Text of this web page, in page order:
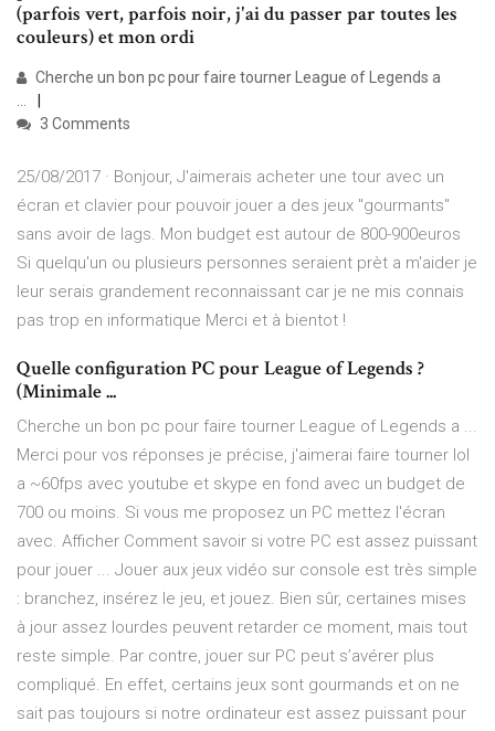
(parfois vert, parfois noir, j'ai du passer par toutes les
couleurs) et mon ordi
Cherche un bon pc pour faire tourner League of Legends a
...
3 Comments
25/08/2017 · Bonjour, J'aimerais acheter une tour avec un
écran et clavier pour pouvoir jouer a des jeux "gourmants"
sans avoir de lags. Mon budget est autour de 800-900euros
Si quelqu'un ou plusieurs personnes seraient prèt a m'aider je
leur serais grandement reconnaissant car je ne mis connais
pas trop en informatique Merci et à bientot !
Quelle configuration PC pour League of Legends ?
(Minimale ...
Cherche un bon pc pour faire tourner League of Legends a ...
Merci pour vos réponses je précise, j'aimerai faire tourner lol
a ~60fps avec youtube et skype en fond avec un budget de
700 ou moins. Si vous me proposez un PC mettez l'écran
avec. Afficher Comment savoir si votre PC est assez puissant
pour jouer ... Jouer aux jeux vidéo sur console est très simple
: branchez, insérez le jeu, et jouez. Bien sûr, certaines mises
à jour assez lourdes peuvent retarder ce moment, mais tout
reste simple. Par contre, jouer sur PC peut s’avérer plus
compliqué. En effet, certains jeux sont gourmands et on ne
sait pas toujours si notre ordinateur est assez puissant pour